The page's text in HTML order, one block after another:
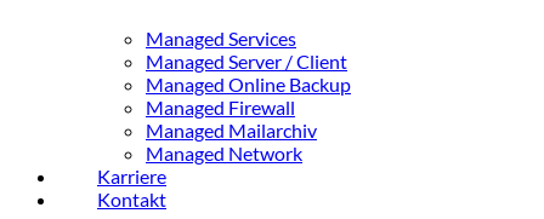
Managed Services
Managed Server / Client
Managed Online Backup
Managed Firewall
Managed Mailarchiv
Managed Network
Karriere
Kontakt